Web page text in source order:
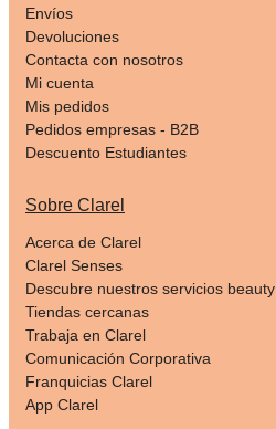
Envíos
Devoluciones
Contacta con nosotros
Mi cuenta
Mis pedidos
Pedidos empresas - B2B
Descuento Estudiantes
Sobre Clarel
Acerca de Clarel
Clarel Senses
Descubre nuestros servicios beauty
Tiendas cercanas
Trabaja en Clarel
Comunicación Corporativa
Franquicias Clarel
App Clarel